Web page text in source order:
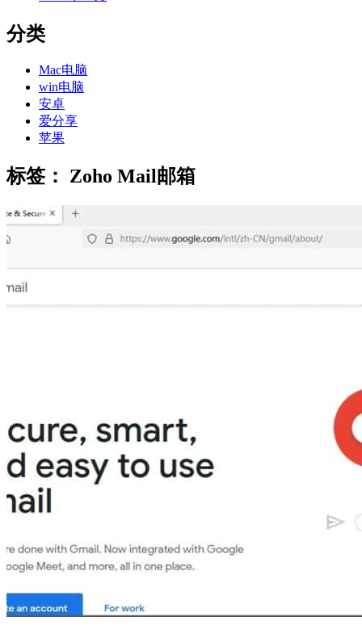
分类
Mac电脑
win电脑
安卓
爱分享
苹果
标签： Zoho Mail邮箱